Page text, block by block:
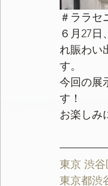
＃ララ
６月27
れ賑わい
す。
今回の展
す！
お楽しみ
東京 渋
東京都渋